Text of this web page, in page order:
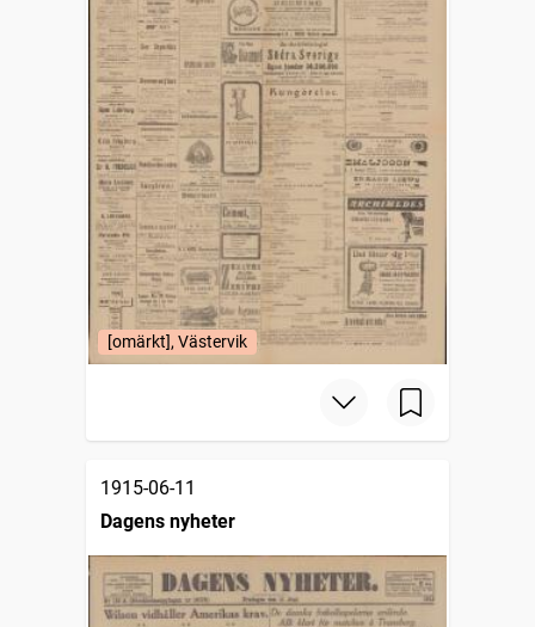
[omärkt], Västervik
1915-06-11
Dagens nyheter